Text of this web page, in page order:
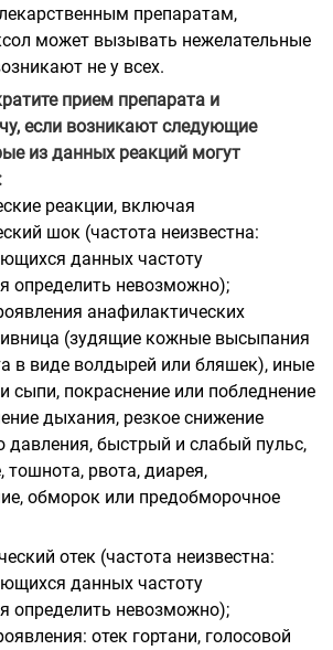
препаратам,
может вызывать нежелательные
не у всех.
прием препарата и
если возникают следующие
из данных реакций могут
реакции, включая
шок (частота неизвестна:
данных частоту
определить невозможно);
анафилактических
(зудящие кожные высыпания
в виде волдырей или бляшек), иные
сыпи, покраснение или побледнение
дыхания, резкое снижение
давления, быстрый и слабый пульс,
тошнота, рвота, диарея,
обморок или предобморочное
отек (частота неизвестна:
данных частоту
определить невозможно);
отек гортани, голосовой